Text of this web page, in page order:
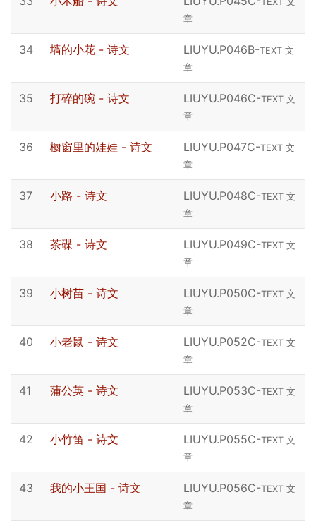
章
34 墙的小花 - 诗文 LIUYU.P046B-TEXT 文
章
35 打碎的碗 - 诗文 LIUYU.P046C-TEXT 文
章
36 橱窗里的娃娃 - 诗文 LIUYU.P047C-TEXT 文
章
37 小路 - 诗文 LIUYU.P048C-TEXT 文
章
38 茶碟 - 诗文 LIUYU.P049C-TEXT 文
章
39 小树苗 - 诗文 LIUYU.P050C-TEXT 文
章
40 小老鼠 - 诗文 LIUYU.P052C-TEXT 文
章
41 蒲公英 - 诗文 LIUYU.P053C-TEXT 文
章
42 小竹笛 - 诗文 LIUYU.P055C-TEXT 文
章
43 我的小王国 - 诗文 LIUYU.P056C-TEXT 文
章